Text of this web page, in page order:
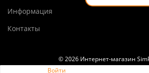
Войти
Информация
Контакты
© 2026 Интернет-магазин